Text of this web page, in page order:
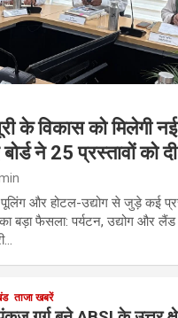
के विकास को मिलेगी नई
ने 25 प्रस्तावों को
और होटल-उद्योग से जुड़े कई
का बड़ा फैसला: पर्यटन, उद्योग और
ताजा खबरें